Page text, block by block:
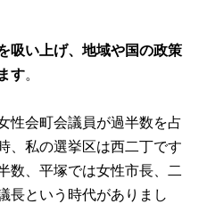
吸い上げ、地域や国の政策
す。
性会町会議員が過半数を占
、私の選挙区は西二丁です
数、平塚では女性市長、二
長という時代がありまし